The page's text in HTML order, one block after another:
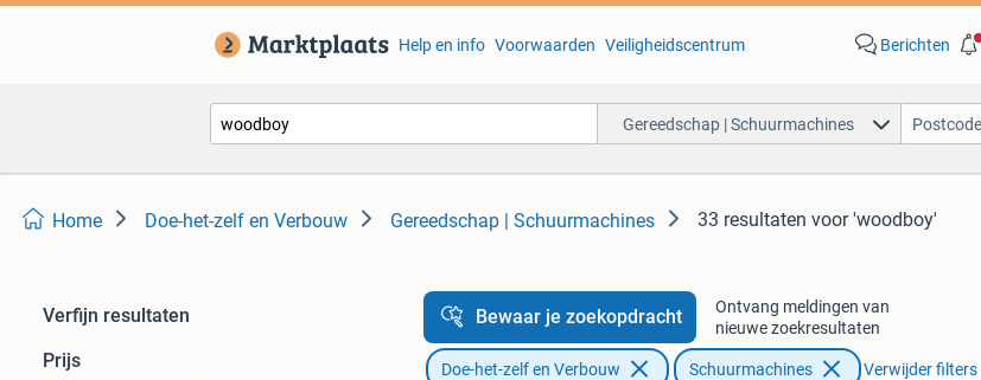
Help en info Voorwaarden Veiligheidscentrum Berichten
Gereedschap | Schuurmachines
Home Doe-het-zelf en Verbouw Gereedschap | Schuurmachines 33 resultaten voor 'woodboy'
Verfijn resultaten
Prijs
Bewaar je zoekopdracht
Ontvang meldingen van
nieuwe zoekresultaten
Doe-het-zelf en Verbouw Schuurmachines Verwijder filters